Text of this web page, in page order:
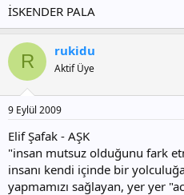
İSKENDER PALA
R rukidu
Aktif Üye
9 Eylül 2009
Elif Şafak - AŞK
"insan mutsuz olduğunu fark
insanı kendi içinde bir
yapmamızı sağlayan, yer yer